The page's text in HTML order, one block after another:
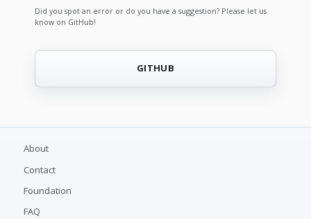
Did you spot an error or do you have a suggestion? Please let us
know on GitHub!
GITHUB
About
Contact
Foundation
FAQ